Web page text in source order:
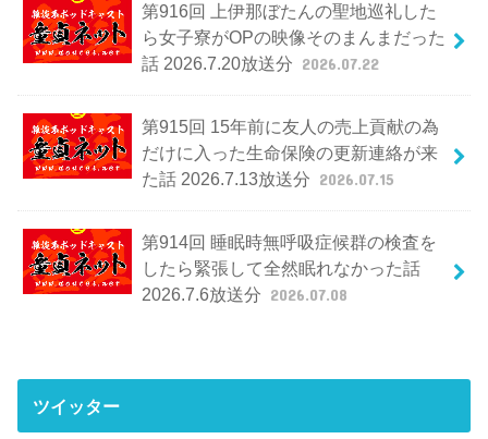
第916回 上伊那ぼたんの聖地巡礼した
ら女子寮がOPの映像そのまんまだった
話 2026.7.20放送分 2026.07.22
第915回 15年前に友人の売上貢献の為
だけに入った生命保険の更新連絡が来
た話 2026.7.13放送分 2026.07.15
第914回 睡眠時無呼吸症候群の検査を
したら緊張して全然眠れなかった話
2026.7.6放送分 2026.07.08
ツイッター